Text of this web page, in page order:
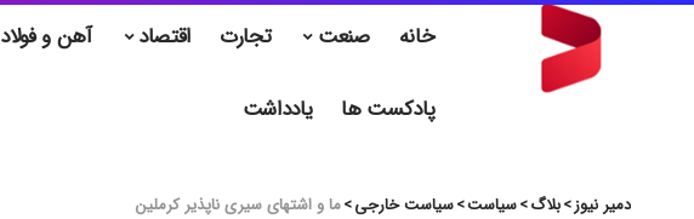
خانه صنعت تجارت اقتصاد آهن و فولاد
پادکست ها یادداشت
دمیر نیوز>بلاگ>سیاست>سیاست خارجی>ما و اشتهای سیری ناپذیر کرملین